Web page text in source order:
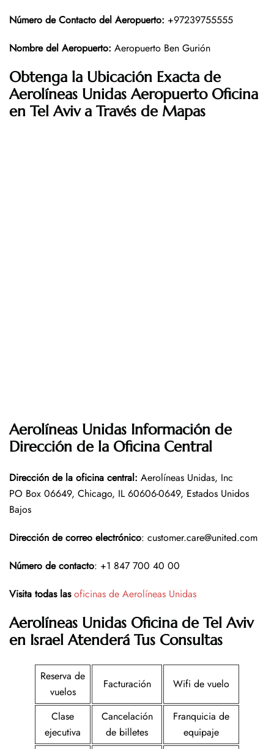
Número de Contacto del Aeropuerto: +97239755555
Nombre del Aeropuerto: Aeropuerto Ben Gurión
Obtenga la Ubicación Exacta de
Aerolíneas Unidas Aeropuerto Oficina
en Tel Aviv a Través de Mapas
Aerolíneas Unidas Información de
Dirección de la Oficina Central
Dirección de la oficina central: Aerolíneas Unidas, Inc
PO Box 06649, Chicago, IL 60606-0649, Estados Unidos
Bajos
Dirección de correo electrónico: customer.care@united.com
Número de contacto: +1 847 700 40 00
Visita todas las oficinas de Aerolíneas Unidas
Aerolíneas Unidas Oficina de Tel Aviv
en IsraelAtenderá Tus Consultas
Reserva de
vuelos
Facturación Wifi de vuelo
Clase
ejecutiva
Cancelación
de billetes
Franquicia de
equipaje